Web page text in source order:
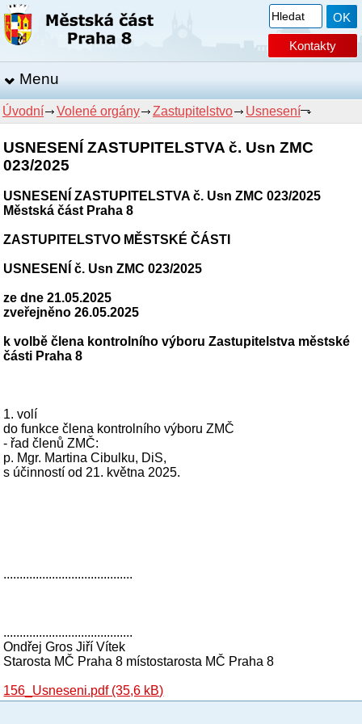
Kontakty
Menu
Úvodní Volené orgány Zastupitelstvo Usnesení
USNESENÍ ZASTUPITELSTVA č. Usn ZMC
023/2025
USNESENÍ ZASTUPITELSTVA č. Usn ZMC 023/2025
Městská část Praha 8
ZASTUPITELSTVO MĚSTSKÉ ČÁSTI
USNESENÍ č. Usn ZMC 023/2025
ze dne 21.05.2025
zveřejněno 26.05.2025
k volbě člena kontrolního výboru Zastupitelstva městské
části Praha 8
1. volí
do funkce člena kontrolního výboru ZMČ
- řad členů ZMČ:
p. Mgr. Martina Cibulku, DiS,
s účinností od 21. května 2025.
........................................
........................................
Ondřej Gros Jiří Vítek
Starosta MČ Praha 8 místostarosta MČ Praha 8
156_Usneseni.pdf (35,6 kB)